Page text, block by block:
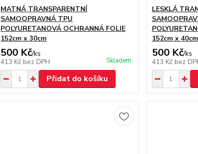
MATNÁ TRANSPARENTNÍ
SAMOOPRAVNÁ TPU
POLYURETANOVÁ OCHRANNÁ FOLIE
152cm x 30cm
500 Kč/ks
413 Kč bez DPH Skladem
Přidat do košíku
LESKLÁ
152cm x 40cm
500 Kč/ks
413 Kč bez